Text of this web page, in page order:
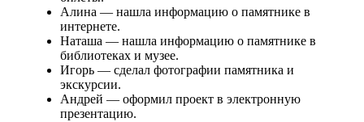
Алина — нашла информацию о памятнике в
интернете.
Наташа — нашла информацию о памятнике в
библиотеках и музее.
Игорь — сделал фотографии памятника и
экскурсии.
Андрей — оформил проект в электронную
презентацию.